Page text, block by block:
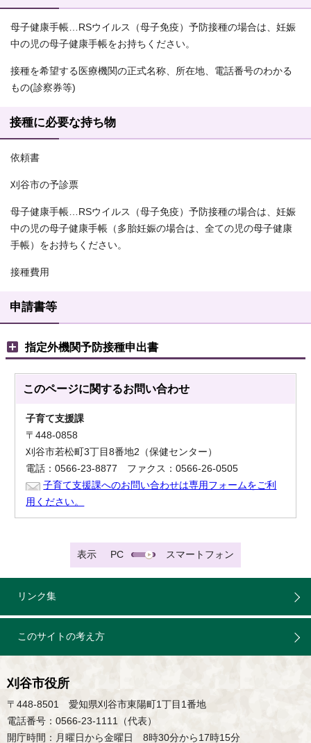
母子健康手帳…RSウイルス（母子免疫）予防接種の場合は、妊娠
中の児の母子健康手帳をお持ちください。
接種を希望する医療機関の正式名称、所在地、電話番号のわかる
もの(診察券等)
接種に必要な持ち物
依頼書
刈谷市の予診票
母子健康手帳…RSウイルス（母子免疫）予防接種の場合は、妊娠
中の児の母子健康手帳（多胎妊娠の場合は、全ての児の母子健康
手帳）をお持ちください。
接種費用
申請書等
指定外機関予防接種申出書
このページに関するお問い合わせ
子育て支援課
〒448-0858
刈谷市若松町3丁目8番地2（保健センター）
電話：0566-23-8877 ファクス：0566-26-0505
子育て支援課へのお問い合わせは専用フォームをご利
用ください。
表示 PC スマートフォン
リンク集
このサイトの考え方
刈谷市役所
〒448-8501 愛知県刈谷市東陽町1丁目1番地
電話番号：0566-23-1111（代表）
開庁時間：月曜日から金曜日 8時30分から17時15分